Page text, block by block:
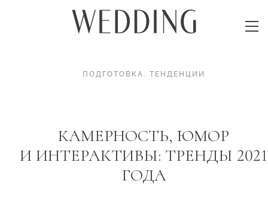
ПОДГОТОВКА. ТЕНДЕНЦИИ
КАМЕРНОСТЬ, ЮМОР
И ИНТЕРАКТИВЫ: ТРЕНДЫ 2021
ГОДА